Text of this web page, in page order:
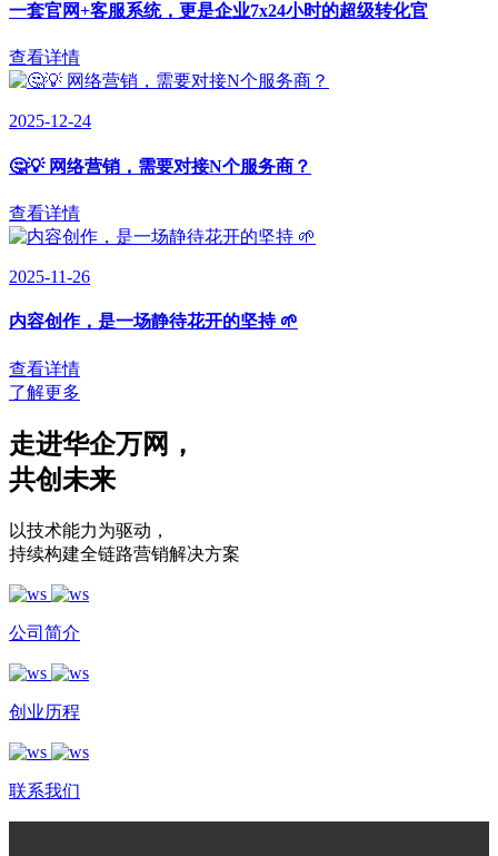
一套官网+客服系统，更是企业7x24小时的超级转化官
查看详情
2025-12-24
🤔💡 网络营销，需要对接N个服务商？
查看详情
2025-11-26
内容创作，是一场静待花开的坚持 🌱
查看详情
了解更多
走进华企万网 ，
共创未来
以技术能力为驱动 ，
持续构建全链路营销解决方案
公司简介
创业历程
联系我们